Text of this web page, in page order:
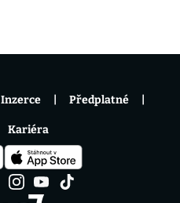
Inzerce Předplatné
Kariéra